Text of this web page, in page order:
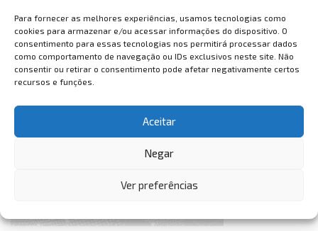
Para fornecer as melhores experiências, usamos tecnologias como
cookies para armazenar e/ou acessar informações do dispositivo. O
consentimento para essas tecnologias nos permitirá processar dados
como comportamento de navegação ou IDs exclusivos neste site. Não
consentir ou retirar o consentimento pode afetar negativamente certos
recursos e funções.
Aceitar
Negar
Ver preferências